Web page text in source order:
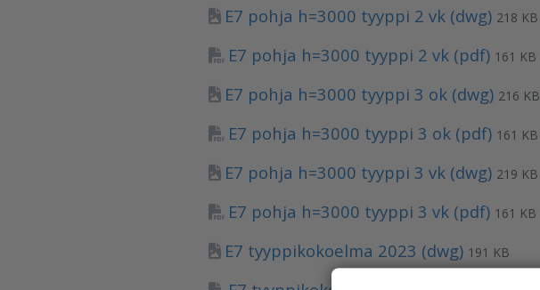
E7 pohja h=3000 tyyppi 2 vk (dwg) 218 KB
E7 pohja h=3000 tyyppi 2 vk (pdf) 161 KB
E7 pohja h=3000 tyyppi 3 ok (dwg) 216 KB
E7 pohja h=3000 tyyppi 3 ok (pdf) 161 KB
E7 pohja h=3000 tyyppi 3 vk (dwg) 219 KB
E7 pohja h=3000 tyyppi 3 vk (pdf) 161 KB
E7 tyyppikokoelma 2023 (dwg) 191 KB